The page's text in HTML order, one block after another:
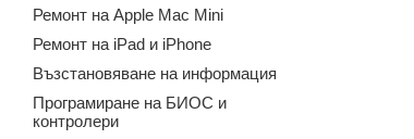
Ремонт на Apple Mac Mini
Ремонт на iPad и iPhone
Възстановяване на информация
Програмиране на БИОС и
контролери